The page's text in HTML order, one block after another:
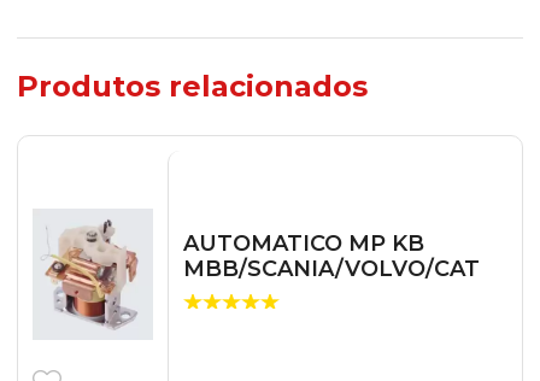
Produtos relacionados
AUTOMATICO MP KB
MBB/SCANIA/VOLVO/CAT